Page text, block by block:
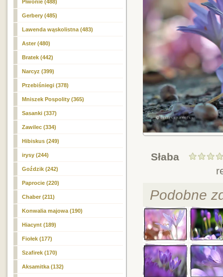
Piwonie (488)
Gerbery (485)
Lawenda wąskolistna (483)
Aster (480)
Bratek (442)
Narcyz (399)
Przebiśniegi (378)
Mniszek Pospolity (365)
Sasanki (337)
Zawilec (334)
Hibiskus (249)
irysy (244)
Goździk (242)
Paprocie (220)
Chaber (211)
Konwalia majowa (190)
Hiacynt (189)
Fiołek (177)
Szafirek (170)
Aksamitka (132)
Słaba
Podobne